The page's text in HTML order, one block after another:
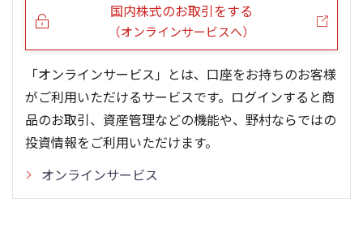
国内株式のお取引をする
（オンラインサービスへ）
「オンラインサービス」とは、口座をお持ちのお客様
がご利用いただけるサービスです。ログインすると商
品のお取引、資産管理などの機能や、野村ならではの
投資情報をご利用いただけます。
オンラインサービス